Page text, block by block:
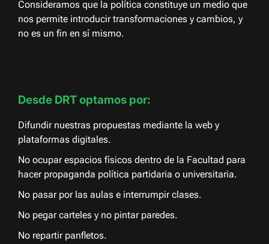
Consideramos que la política constituye un medio que
nos permite introducir transformaciones y cambios, y
no es un fin en sí mismo.
Desde DRT optamos por:
Difundir nuestras propuestas mediante la web y
plataformas digitales.
No ocupar espacios físicos dentro de la Facultad para
hacer propaganda política partidaria o universitaria.
No pasar por las aulas e interrumpir clases.
No pegar carteles y no pintar paredes.
No repartir panfletos.